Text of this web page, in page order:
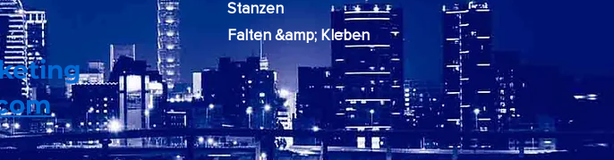
Stanzen
Falten &amp; Kleben